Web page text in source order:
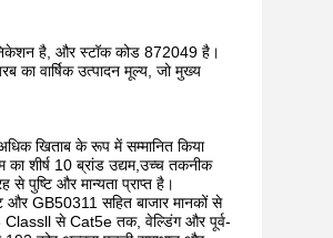
है, और स्टॉक कोड 872049 है।
का वार्षिक उत्पादन मूल्य, जो मुख्य
खिताब के रूप में सम्मानित किया
का शीर्ष 10 ब्रांड उद्यम,उच्च तकनीक
से पुष्टि और मान्यता प्राप्त है।
और GB50311 सहित बाजार मानकों से
Classll से Cat5e तक, वेल्डिंग और पूर्व-